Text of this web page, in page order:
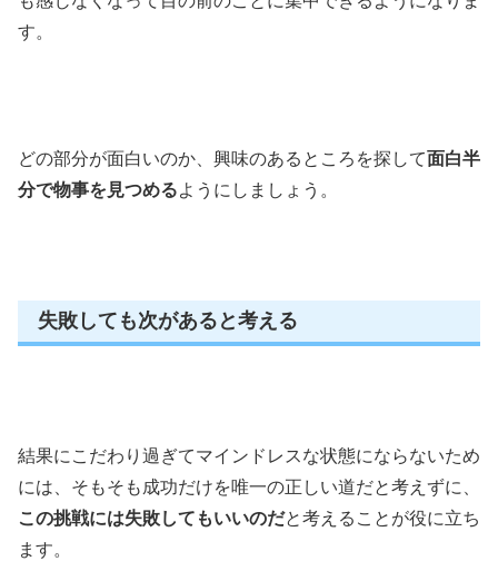
す。
どの部分が面白いのか、興味のあるところを探して面白半
分で物事を見つめるようにしましょう。
失敗しても次があると考える
結果にこだわり過ぎてマインドレスな状態にならないため
には、そもそも成功だけを唯一の正しい道だと考えずに、
この挑戦には失敗してもいいのだと考えることが役に立ち
ます。